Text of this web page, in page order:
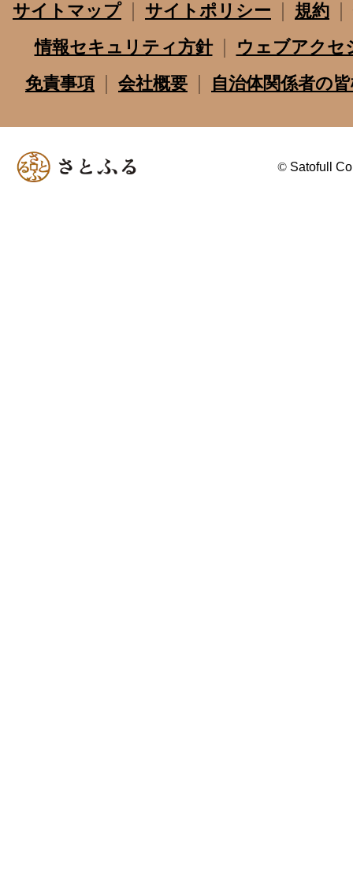
サイトマップ サイトポリシー
規約
情報セキュリティ方針
ウェブアクセ
免責事項
会社概要 自治体関係者の
© Satofull